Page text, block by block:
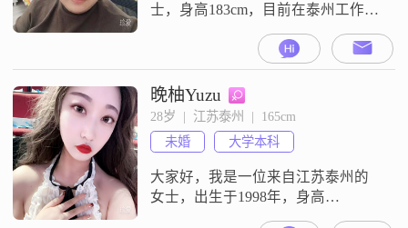
士，身高183cm，目前在泰州工作，
##3002##我拥有大学本科学历，性
格稳重可靠，责任感强，始终把家
庭放在首位##3002##平时我喜欢电
子游戏，这让我在忙碌的工作之余
有了放松的方式##3002##我也是个
美食探店爱好者，喜欢尝试各种不
同的美食，感受
晚柚Yuzu
28岁  |  江苏泰州  |  165cm
未婚
大学本科
大家好，我是一位来自江苏泰州的
女士，出生于1998年，身高